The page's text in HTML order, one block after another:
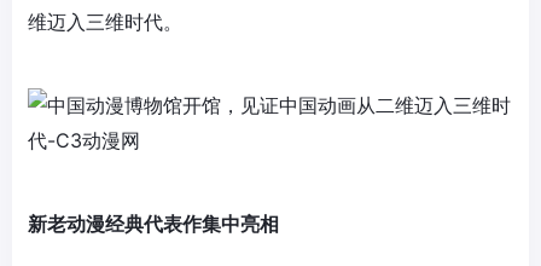
维迈入三维时代。
新老动漫经典代表作集中亮相